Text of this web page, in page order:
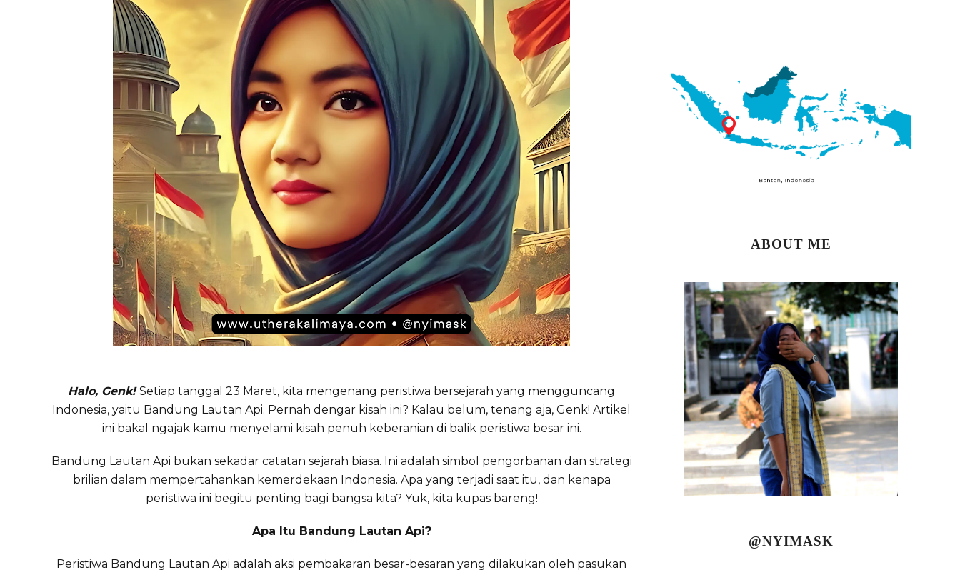
Halo, Genk!Setiap tanggal 23 Maret, kita mengenang peristiwa bersejarah yang mengguncang
Indonesia, yaitu Bandung Lautan Api. Pernah dengar kisah ini? Kalau belum, tenang aja, Genk! Artikel
ini bakal ngajak kamu menyelami kisah penuh keberanian di balik peristiwa besar ini.
Bandung Lautan Api bukan sekadar catatan sejarah biasa. Ini adalah simbol pengorbanan dan strategi
brilian dalam mempertahankan kemerdekaan Indonesia. Apa yang terjadi saat itu, dan kenapa
peristiwa ini begitu penting bagi bangsa kita? Yuk, kita kupas bareng!
Apa Itu Bandung Lautan Api?
Peristiwa Bandung Lautan Api adalah aksi pembakaran besar-besaran yang dilakukan oleh pasukan
ABOUT ME
@NYIMASK